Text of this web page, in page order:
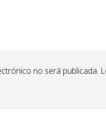
no será publicada.